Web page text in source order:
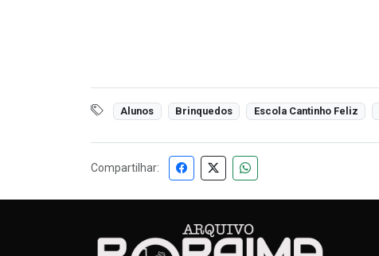
Alunos Brinquedos Escola Cantinho Feliz
Compartilhar: